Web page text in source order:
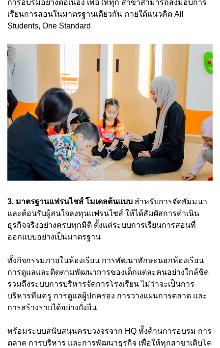
การอบรมอย่างต่อเนื่อง เพื่อให้ทุก สาขาสามารถส่งมอบการ
เรียนการสอนในมาตรฐานเดียวกัน ภายใต้แนวคิด All
Students, One Standard
3. มาตรฐานแฟรนไชส์ โมเดลต้นแบบ สำหรับการจัดสัมมนา
และต้อนรับผู้สนใจลงทุนแฟรนไชส์ ให้ได้สัมผัสการดำเนิน
ธุรกิจจริงอย่างครบทุกมิติ ตั้งแต่ระบบการเรียนการสอนที่
ออกแบบอย่างเป็นมาตรฐาน
ทั้งกิจกรรมภายในห้องเรียน การพัฒนาทักษะนอกห้องเรียน
การดูแลและติดตามพัฒนาการของเด็กแต่ละคนอย่างใกล้ชิด
รวมถึงระบบการบริหารจัดการโรงเรียน ไม่ว่าจะเป็นการ
บริหารทีมครู การดูแลผู้ปกครอง การวางแผนการตลาด และ
การสร้างรายได้อย่างยั่งยืน
พร้อมระบบสนับสนุนครบวงจรจาก HQ ทั้งด้านการอบรม การ
ตลาด การบริหาร และการพัฒนาธุรกิจ เพื่อให้ทุกสาขาเติบโต